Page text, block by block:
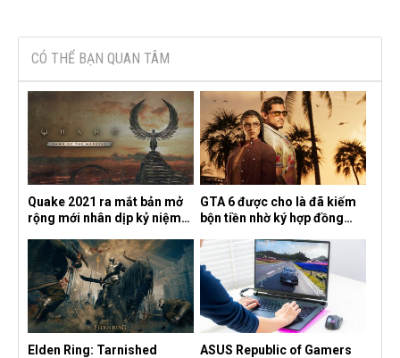
CÓ THỂ BẠN QUAN TÂM
Quake 2021 ra mắt bản mở
rộng mới nhân dịp kỷ niệm
the Machine
GTA 6 được cho là đã kiếm
bộn tiền nhờ ký hợp đồng
Elden Ring: Tarnished
ASUS Republic of Gamers